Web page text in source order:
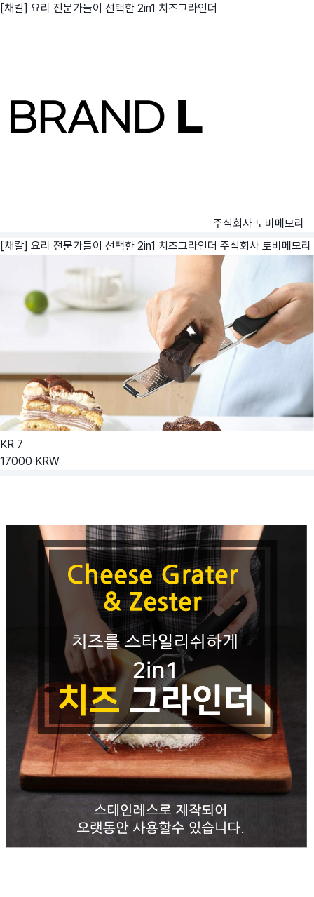
[채칼] 요리 전문가들이 선택한 2in1 치즈그라인더
주식회사 토비메모리
[채칼] 요리 전문가들이 선택한 2in1 치즈그라인더 주식회사 토비메모리
KR 7
17000 KRW